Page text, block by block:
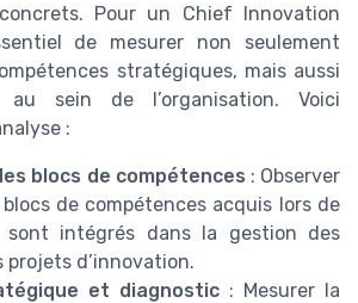
Pour un Chief Innovation
de mesurer non seulement
stratégiques, mais aussi
au sein de l’organisation. Voici
:
blocs de compétences : Observer
de compétences acquis lors de
intégrés dans la gestion des
projets d’innovation.
et diagnostic : Mesurer la